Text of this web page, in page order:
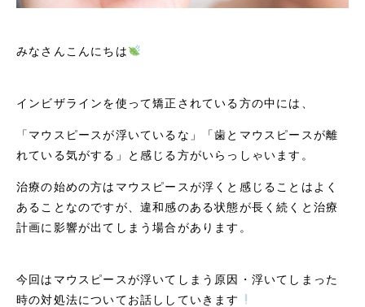
みなさんこんにちは
インビザラインを使って矯正されている方の中には、
「マウスピースが浮いているな」「歯とマウスピースが離
れている気がする」と感じる方がいらっしゃいます。
治療の始めの方はマウスピースが浮くと感じることはよく
あることなのですが、違和感のある状態が長く続くと治療
計画に影響が出てしまう場合があります。
今回はマウスピースが浮いてしまう原因・浮いてしまった
時の対処法についてお話ししていきます